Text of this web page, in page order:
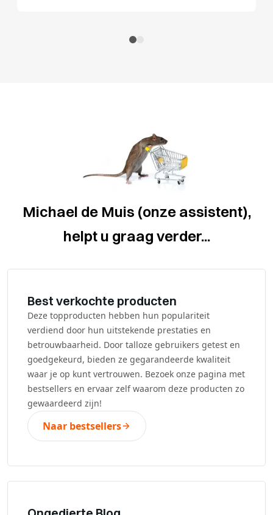
Michael de Muis (onze assistent),
helpt u graag verder...
Best verkochte producten
Deze topproducten hebben hun populariteit
verdiend door hun uitstekende prestaties en
betrouwbaarheid. Door talloze gebruikers getest en
goedgekeurd, bieden ze gegarandeerde kwaliteit
waar je op kunt vertrouwen. Bezoek onze pagina met
bestsellers en ervaar zelf waarom deze producten zo
gewaardeerd zijn!
Naar bestsellers